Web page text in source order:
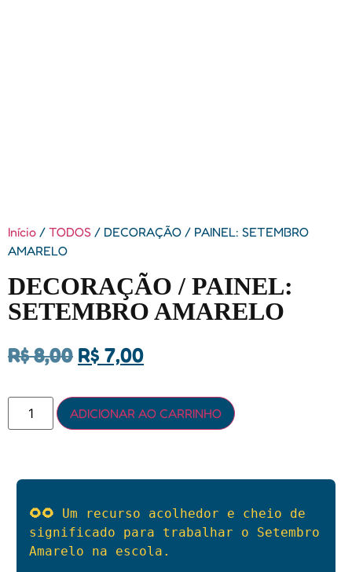
Início / TODOS / DECORAÇÃO / PAINEL: SETEMBRO
AMARELO
DECORAÇÃO / PAINEL:
SETEMBRO AMARELO
R$8,00 R$ 7,00
ADICIONAR AO CARRINHO
🌻🌻 Um recurso acolhedor e cheio de
significado para trabalhar o Setembro
Amarelo na escola.